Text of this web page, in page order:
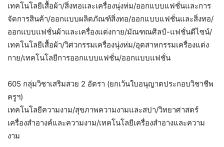
เทคโนโลยีเสื้อผ้า/สิ่งทอและเครื่องนุ่งห่ม/ออกแบบแฟชั่นและการ
จัดการสินค้า/ออกแบบผลิตภัณฑ์สิ่งทอ/ออกแบบแฟชั่นและสิ่งทอ/
ออกแบบแฟชั่นผ้าและเครื่องแต่งกาย/มัณฑณศิลป์-แฟชั่นดีไซน์/
เทคโนโลยีเสื้อผ้า/วิศวกรรมเครื่องนุ่งห่ม/อุตสาหกรรมเครื่องแต่ง
กาย/เทคโนโลยีการออกแบบแฟชั่น/ออกแบบแฟชั่น
605 กลุ่มวิชาเสริมสวย 2 อัตรา (ยกเว้นใบอนุญาตประกอบวิชาชีพ
ครูฯ)
เทคโนโลยีความงาม/สุขภาพความงามและสปา/วิทยาศาสตร์
เครื่องสำอางค์และความงาม/เทคโนโลยีเครื่องสำอางและความ
งาม